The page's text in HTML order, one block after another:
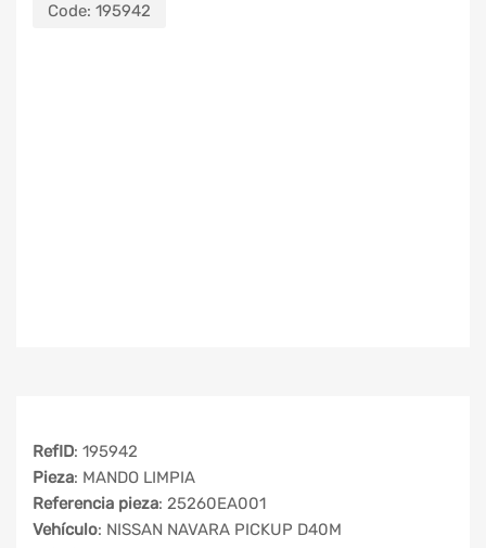
Code: 195942
RefID: 195942
Pieza: MANDO LIMPIA
Referencia pieza: 25260EA001
Vehículo: NISSAN NAVARA PICKUP D40M